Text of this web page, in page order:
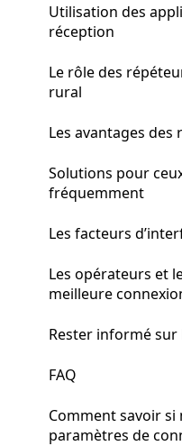
Utilisation des
réception
Le rôle des
rural
Les avantages
Solutions pour
fréquemment
Les facteurs
Les opérateurs et
meilleure
Rester informé sur
FAQ
Comment savoir
paramètres de